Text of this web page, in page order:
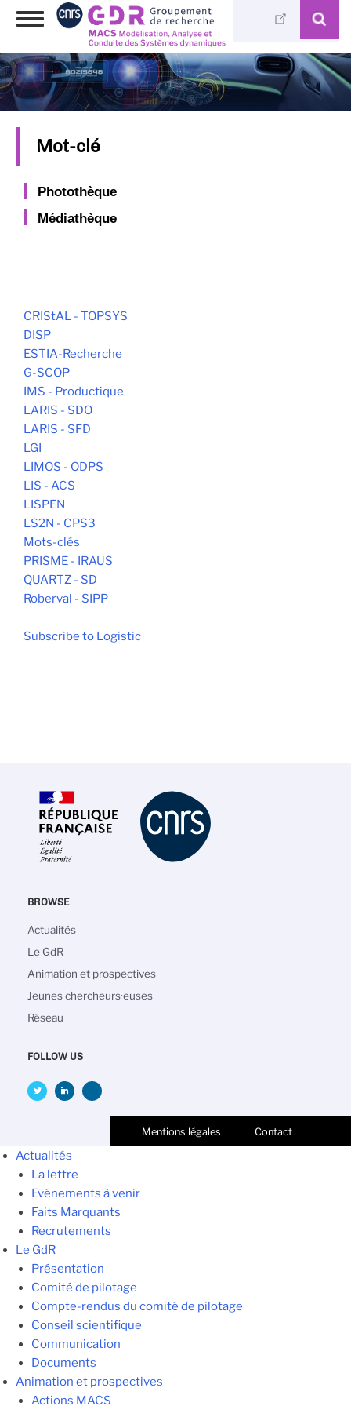
Skip
content
Toggle
Mot-clé
Photothèque
Médiathèque
CRIStAL - TOPSYS
DISP
ESTIA-Recherche
G-SCOP
IMS - Productique
LARIS - SDO
LARIS - SFD
LGI
LIMOS - ODPS
LIS - ACS
LISPEN
LS2N - CPS3
Mots-clés
PRISME - IRAUS
QUARTZ - SD
Roberval - SIPP
Subscribe to Logistic
BROWSE
Main
navigation
Actualités
Le GdR
Animation et prospectives
Jeunes chercheurs·euses
Réseau
FOLLOW US
Mentions légales Contact
Actualités
La lettre
Evénements à venir
Faits Marquants
Recrutements
Le GdR
Présentation
Comité de pilotage
Compte-rendus du comité de pilotage
Conseil scientifique
Communication
Documents
Animation et prospectives
Actions MACS